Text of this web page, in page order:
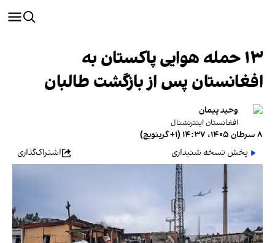
۱۳ حمله هوایی پاکستان به
افغانستان پس از بازگشت طالبان
وحید پیمان
افغانستان اینترنشنال
۸ سرطان ۱۴۰۵، ۱۴:۳۷ (‎+۱ گرینویچ)
پخش نسخه شنیداری
اشتراک‌گذاری